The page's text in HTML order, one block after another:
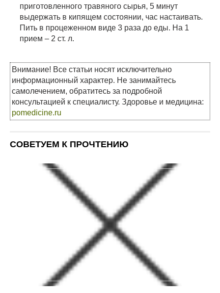
приготовленного травяного сырья, 5 минут
выдержать в кипящем состоянии, час настаивать.
Пить в процеженном виде 3 раза до еды. На 1
прием – 2 ст. л.
Внимание! Все статьи носят исключительно
информационный характер. Не занимайтесь
самолечением, обратитесь за подробной
консультацией к специалисту. Здоровье и медицина:
pomedicine.ru
СОВЕТУЕМ К ПРОЧТЕНИЮ